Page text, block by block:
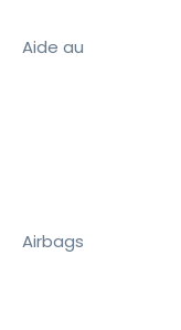
Aide au
Airbags